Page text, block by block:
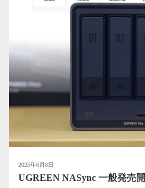
2025年6月8日
UGREEN NASync 一般発売